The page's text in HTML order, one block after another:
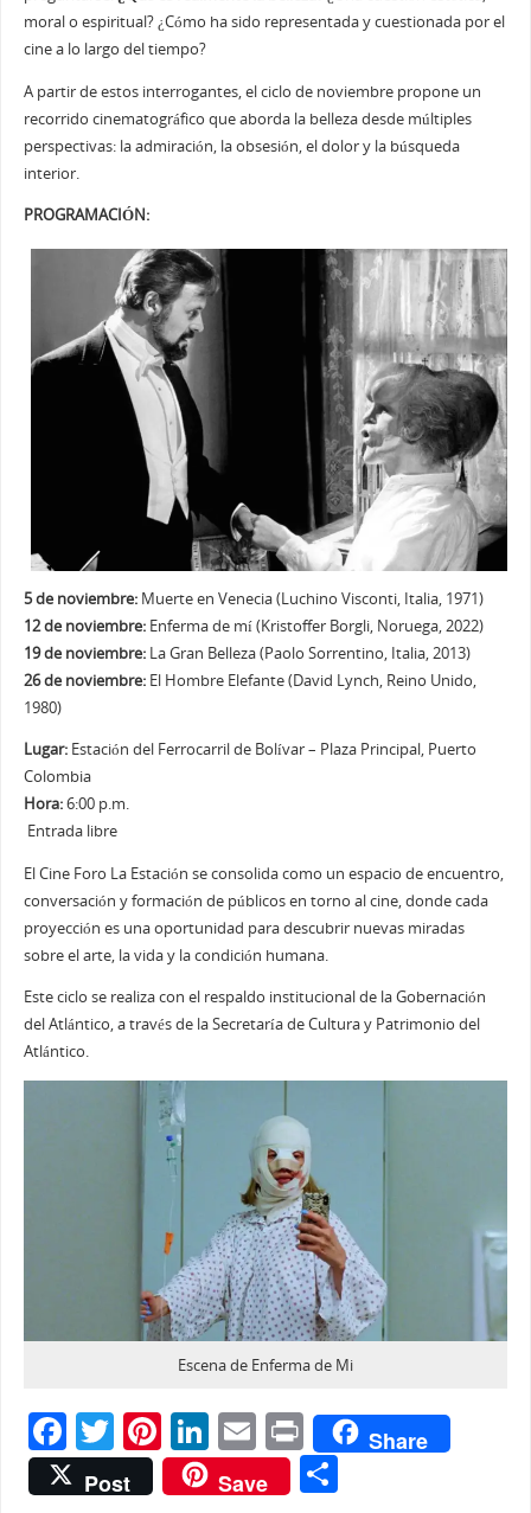
moral o espiritual? ¿Cómo ha sido representada y cuestionada por el
cine a lo largo del tiempo?
A partir de estos interrogantes, el ciclo de noviembre propone un
recorrido cinematográfico que aborda la belleza desde múltiples
perspectivas: la admiración, la obsesión, el dolor y la búsqueda
interior.
PROGRAMACIÓN:
5 de noviembre:Muerte en Venecia (Luchino Visconti, Italia, 1971)
12 de noviembre:Enferma de mí (Kristoffer Borgli, Noruega, 2022)
19 de noviembre:La Gran Belleza (Paolo Sorrentino, Italia, 2013)
26 de noviembre:El Hombre Elefante (David Lynch, Reino Unido,
1980)
Lugar:Estación del Ferrocarril de Bolívar – Plaza Principal, Puerto
Colombia
Hora:6:00 p.m.
️ Entrada libre
El Cine Foro La Estación se consolida como un espacio de encuentro,
conversación y formación de públicos en torno al cine, donde cada
proyección es una oportunidad para descubrir nuevas miradas
sobre el arte, la vida y la condición humana.
Este ciclo se realiza con el respaldo institucional de la Gobernación
del Atlántico, a través de la Secretaría de Cultura y Patrimonio del
Atlántico.
Escena de Enferma de Mi
F
a
T
w
Pi
nt
Li
n
E
m
Pr
in
Share
Post
Save C